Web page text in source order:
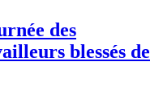
des
blessés de